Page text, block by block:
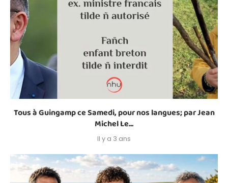
Tous à Guingamp ce Samedi, pour nos langues; par Jean
Michel Le...
Il y a 3 ans